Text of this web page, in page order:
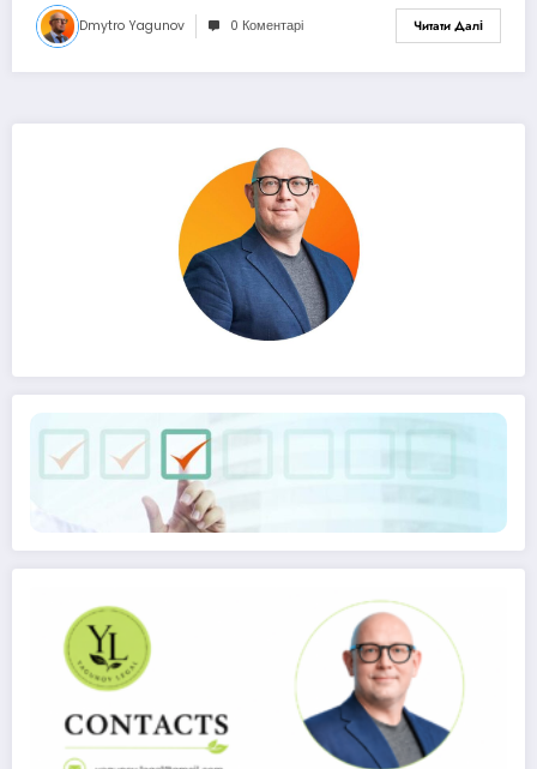
Dmytro Yagunov 0 Коментарі Читати Далі